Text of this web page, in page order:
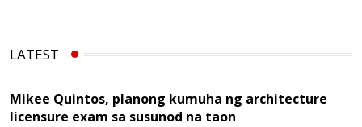
LATEST
Mikee Quintos, planong kumuha ng architecture
licensure exam sa susunod na taon